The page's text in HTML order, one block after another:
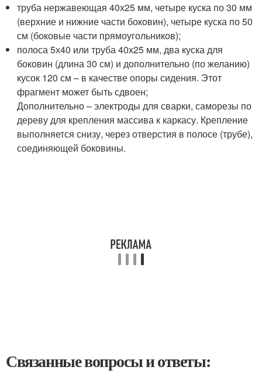
труба нержавеющая 40х25 мм, четыре куска по 30 мм
(верхние и нижние части боковин), четыре куска по 50
см (боковые части прямоугольников);
полоса 5х40 или труба 40х25 мм, два куска для
боковин (длина 30 см) и дополнительно (по желанию)
кусок 120 см – в качестве опоры сидения. Этот
фрагмент может быть сдвоен;
Дополнительно – электроды для сварки, саморезы по
дереву для крепления массива к каркасу. Крепление
выполняется снизу, через отверстия в полосе (трубе),
соединяющей боковины.
Связанные вопросы и ответы: